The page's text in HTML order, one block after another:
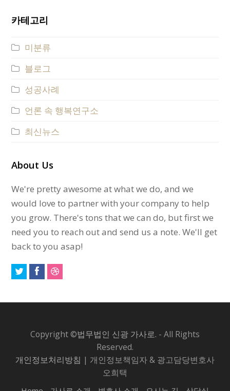
카테고리
미분류
블로그
성공사례
언론 속 행복연구소
최신뉴스
About Us
We're pretty awesome at what we do, and we
would love to partner with your company to help
you grow. There's tons that we can do, but first we
need you to reach out and send us a note. We'll get
back to you asap!
Copyright ©법무법인 신광 가사로. - All Rights
Reserved.
개인정보처리방침 | 개인정보책임자 & 광고담당변호사
오희택